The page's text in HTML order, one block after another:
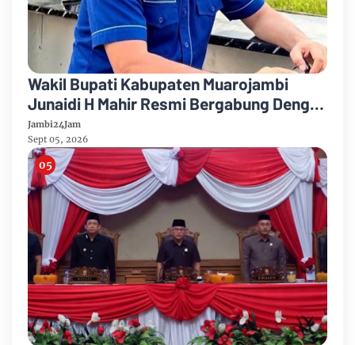
Wakil Bupati Kabupaten Muarojambi
Junaidi H Mahir Resmi Bergabung Dengan
Partai Demikrat
Jambi24Jam
Sept 05, 2026